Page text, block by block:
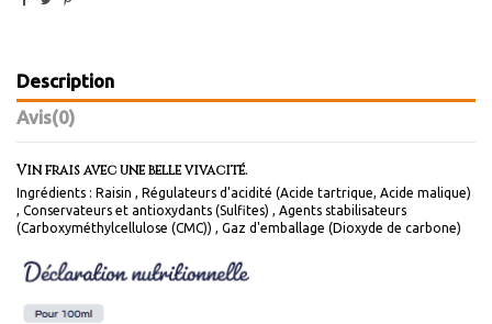
Description
Avis(0)
Vin frais avec une belle vivacité.
Ingrédients : Raisin , Régulateurs d'acidité (Acide tartrique, Acide malique)
, Conservateurs et antioxydants (Sulfites) , Agents stabilisateurs
(Carboxyméthylcellulose (CMC)) , Gaz d'emballage (Dioxyde de carbone)